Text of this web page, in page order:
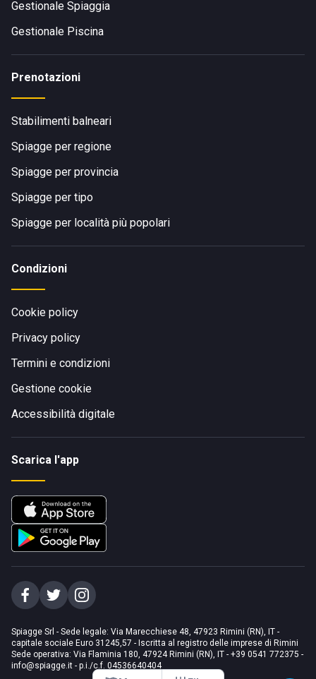
Gestionale Spiaggia
Gestionale Piscina
Prenotazioni
Stabilimenti balneari
Spiagge per regione
Spiagge per provincia
Spiagge per tipo
Spiagge per località più popolari
Condizioni
Cookie policy
Privacy policy
Termini e condizioni
Gestione cookie
Accessibilità digitale
Scarica l'app
Spiagge Srl - Sede legale: Via Marecchiese 48, 47923 Rimini (RN), IT -
capitale sociale Euro 31245,57 - Iscritta al registro delle imprese di Rimini
Sede operativa: Via Flaminia 180, 47924 Rimini (RN), IT - +39 0541 772375 -
info@spiagge.it - p.i./c.f. 04536640404